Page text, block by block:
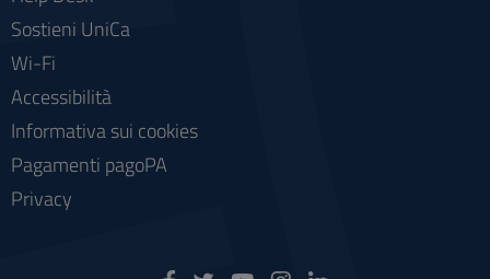
Sostieni UniCa
Wi-Fi
Accessibilità
Informativa sui cookies
Pagamenti pagoPA
Privacy